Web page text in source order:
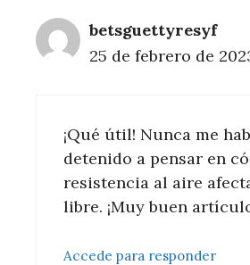
betsguettyresyf
25 de febrero de
¡Qué útil! Nunca me
detenido a pensar en
resistencia al aire
libre. ¡Muy buen
Accede para responder